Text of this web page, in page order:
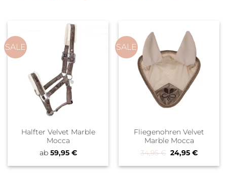
SALE
Halfter Velvet Marble
Mocca
ab 59,95 €
SALE
Fliegenohren Velvet
Marble Mocca
34,95€ Ursprünglicher
24,95€